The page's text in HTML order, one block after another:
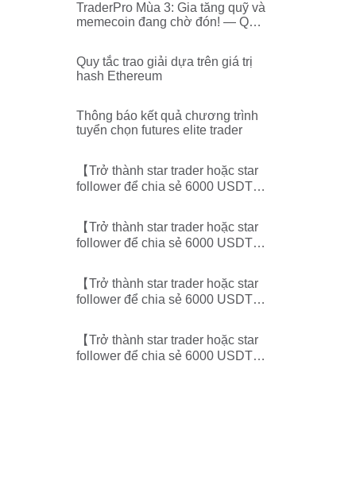
TraderPro Mùa 3: Gia tăng quỹ và
memecoin đang chờ đón! — Quy
Quy tắc trao giải dựa trên giá trị
hash Ethereum
Thông báo kết quả chương trình
tuyển chọn futures elite trader
【Trở thành star trader hoặc star
follower để chia sẻ 6000 USDT
hạng star trader/follower
【Trở thành star trader hoặc star
follower để chia sẻ 6000 USDT
hạng star trader/follower
【Trở thành star trader hoặc star
follower để chia sẻ 6000 USDT
hạng star trader/follower
【Trở thành star trader hoặc star
follower để chia sẻ 6000 USDT